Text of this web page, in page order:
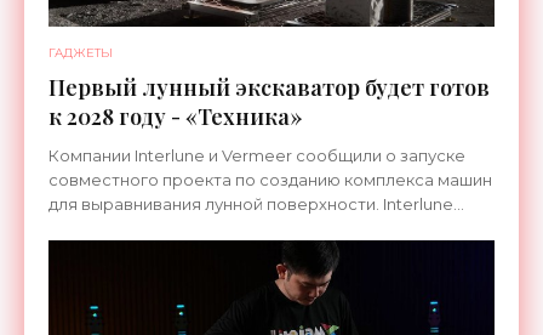
ГАДЖЕТЫ
Первый лунный экскаватор будет готов
к 2028 году - «Техника»
Компании Interlune и Vermeer сообщили о запуске
совместного проекта по созданию комплекса машин
для выравнивания лунной поверхности. Interlune